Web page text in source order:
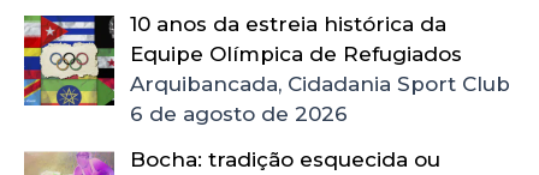
10 anos da estreia histórica da
Equipe Olímpica de Refugiados
Arquibancada, Cidadania Sport Club
6 de agosto de 2026
Bocha: tradição esquecida ou